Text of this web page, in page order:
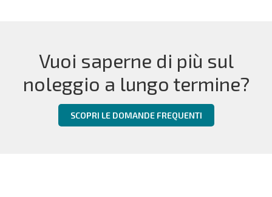
Vuoi saperne di più sul
noleggio a lungo termine?
SCOPRI LE DOMANDE FREQUENTI